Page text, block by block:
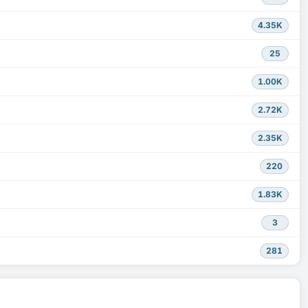
4.35K
25
1.00K
2.72K
2.35K
220
1.83K
3
281